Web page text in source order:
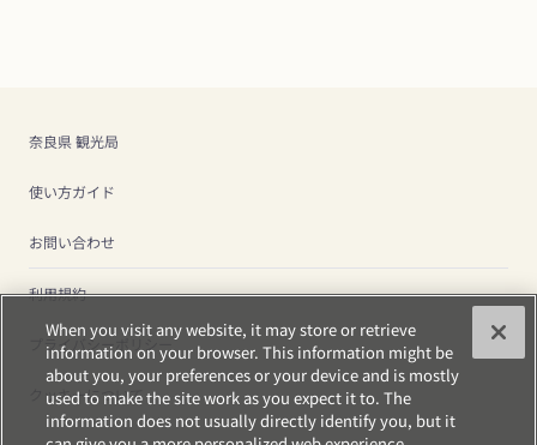
奈良県 観光局
使い方ガイド
お問い合わせ
利用規約
プライバシーポリシー
クッキーについて
When you visit any website, it may store or retrieve
information on your browser. This information might be
about you, your preferences or your device and is mostly
used to make the site work as you expect it to. The
information does not usually directly identify you, but it